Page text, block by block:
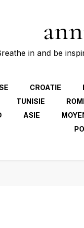
in and be
CROATIE
TUNISIE
ASIE